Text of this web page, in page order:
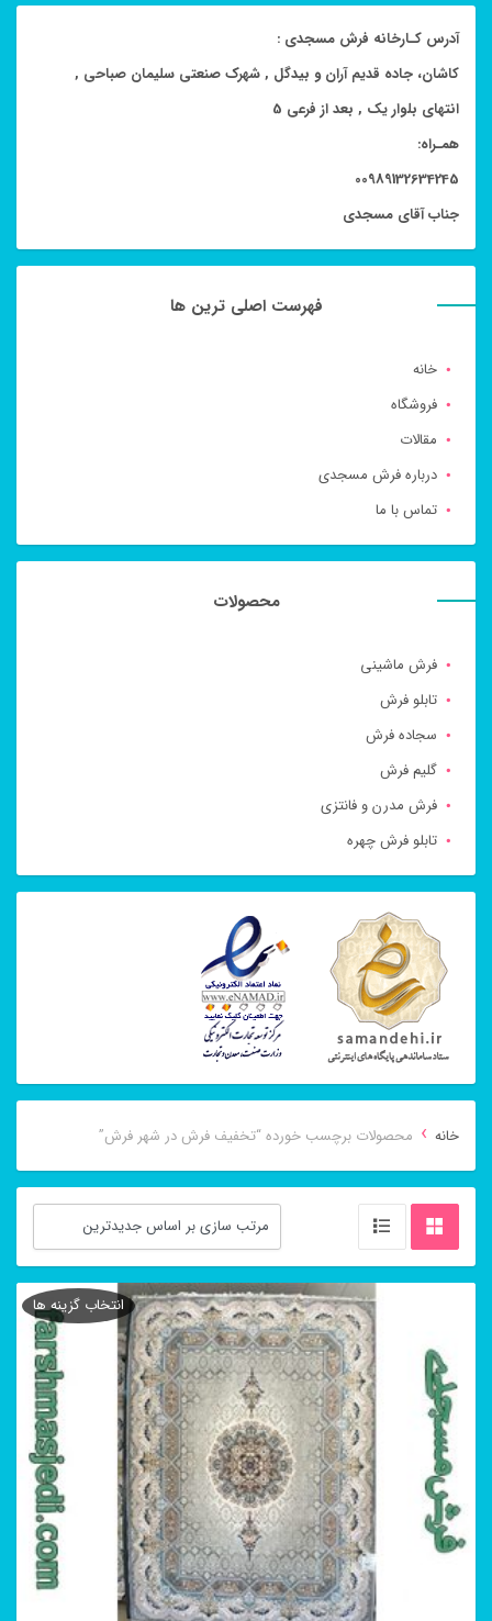
آدرس کـارخانه فرش مسجدی :
کاشان، جاده قدیم آران و بیدگل , شهرک صنعتی سلیمان صباحی ,
انتهای بلوار یک , بعد از فرعی 5
همـراه:
00989132634245
جناب آقای مسجدی
فهرست اصلی ترین ها
خانه
فروشگاه
مقالات
درباره فرش مسجدی
تماس با ما
محصولات
فرش ماشینی
تابلو فرش
سجاده فرش
گلیم فرش
فرش مدرن و فانتزی
تابلو فرش چهره
خانه › محصولات برچسب خورده “تخفیف فرش در شهر فرش”
انتخاب گزینه ها